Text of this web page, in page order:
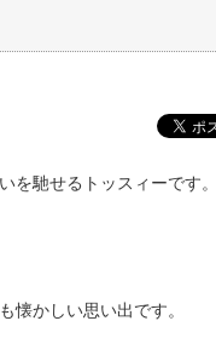
を馳せるトッスィーです
懐かしい思い出です。